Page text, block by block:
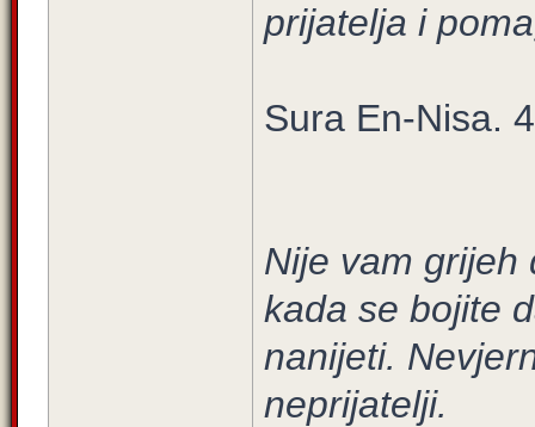
prijatelja i
Sura En-Nisa.
Nije vam grijeh
kada se bojite
nanijeti.
neprijatelji.